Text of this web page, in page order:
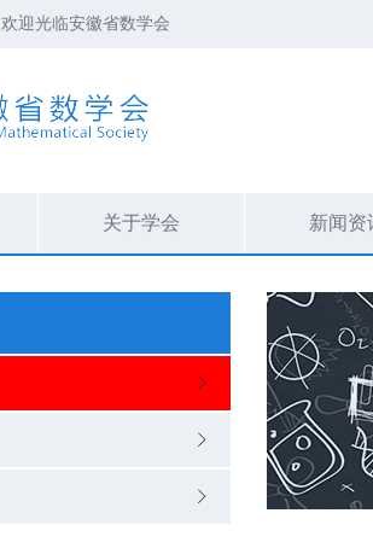
欢迎光临安徽省数学会
关于学会 新闻资